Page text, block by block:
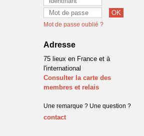
Mot de passe oublié ?
Adresse
75 lieux en France et à
l'international
Consulter la carte des
membres et relais
Une remarque ? Une question ?
contact